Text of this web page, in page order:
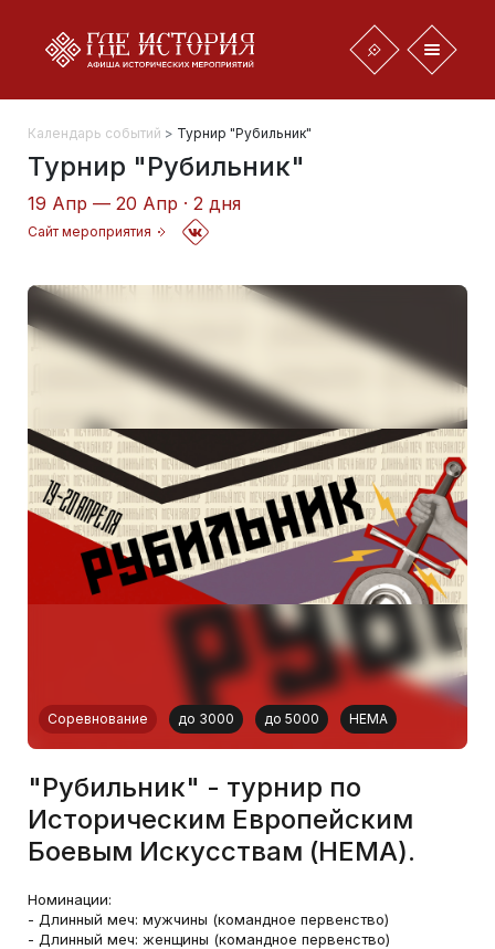
Календарь событий > Турнир "Рубильник"
Турнир "Рубильник"
19 Апр — 20 Апр · 2 дня
Сайт мероприятия
Соревнование до 3000 до 5000 HEMA
"Рубильник" - турнир по
Историческим Европейским
Боевым Искусствам (HEMA).
Номинации:
- Длинный меч: мужчины (командное первенство)
- Длинный меч: женщины (командное первенство)